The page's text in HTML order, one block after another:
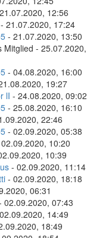
12:56
- 21.07.2020, 17:24
- 21.07.2020, 13:50
Mitglied - 25.07.2020,
- 04.08.2020, 16:00
19:27
lI - 24.08.2020, 09:02
- 25.08.2020, 16:10
22:46
- 02.09.2020, 05:38
10:20
10:39
- 02.09.2020, 11:14
- 02.09.2020, 18:18
06:31
02.09.2020, 07:43
14:49
18:49